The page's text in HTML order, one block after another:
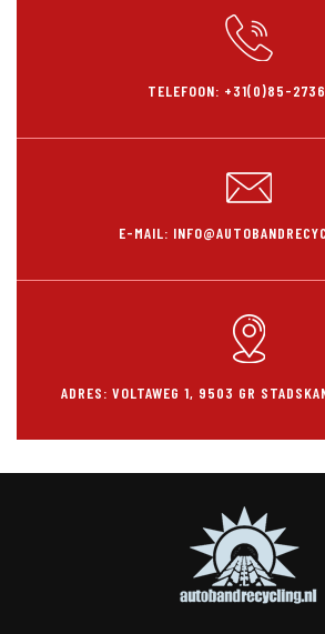
TELEFOON: +31(0)85-
E-MAIL:
ADRES: VOLTAWEG 1, 9503 GR